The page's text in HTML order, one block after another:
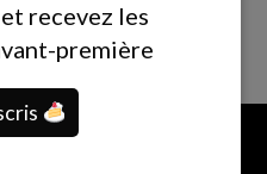
recevez les
première